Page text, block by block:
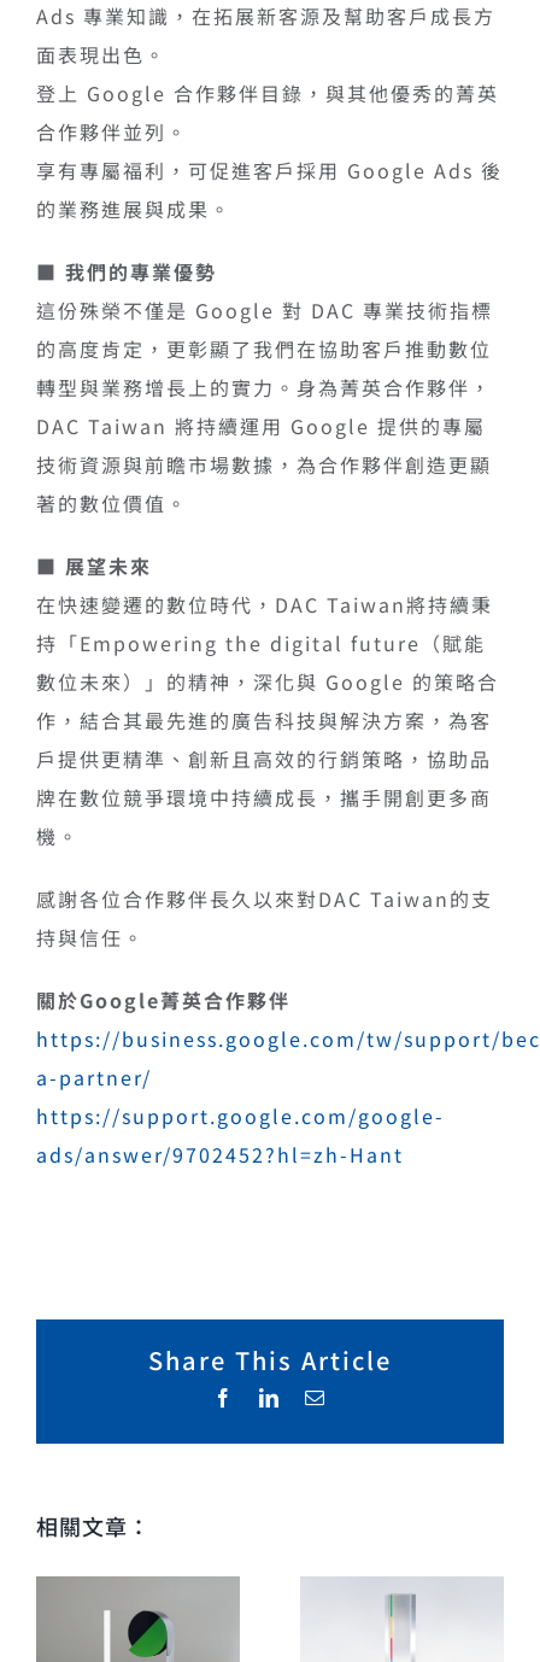
Ads 專業知識，在拓展新客源及幫助客戶成長方
面表現出色。
登上 Google 合作夥伴目錄，與其他優秀的菁英
合作夥伴並列。
享有專屬福利，可促進客戶採用 Google Ads 後
的業務進展與成果。
■ 我們的專業優勢
這份殊榮不僅是 Google 對 DAC 專業技術指標
的高度肯定，更彰顯了我們在協助客戶推動數位
轉型與業務增長上的實力。身為菁英合作夥伴，
DAC Taiwan 將持續運用 Google 提供的專屬
技術資源與前瞻市場數據，為合作夥伴創造更顯
著的數位價值。
■ 展望未來
在快速變遷的數位時代，DAC Taiwan將持續秉
持「Empowering the digital future（賦能
數位未來）」的精神，深化與 Google 的策略合
作，結合其最先進的廣告科技與解決方案，為客
戶提供更精準、創新且高效的行銷策略，協助品
牌在數位競爭環境中持續成長，攜手開創更多商
機。
感謝各位合作夥伴長久以來對DAC Taiwan的支
持與信任。
關於Google菁英合作夥伴
https://business.google.com/tw/support/
a-partner/
https://support.google.com/google-
ads/answer/9702452?hl=zh-Hant
Share This Article
FacebookLinkedIn
相關文章：